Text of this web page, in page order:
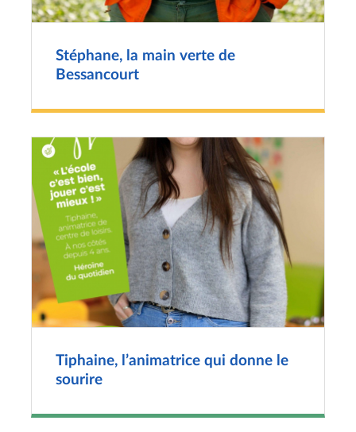
Stéphane, la main verte de
Bessancourt
Tiphaine, l’animatrice qui donne le
sourire